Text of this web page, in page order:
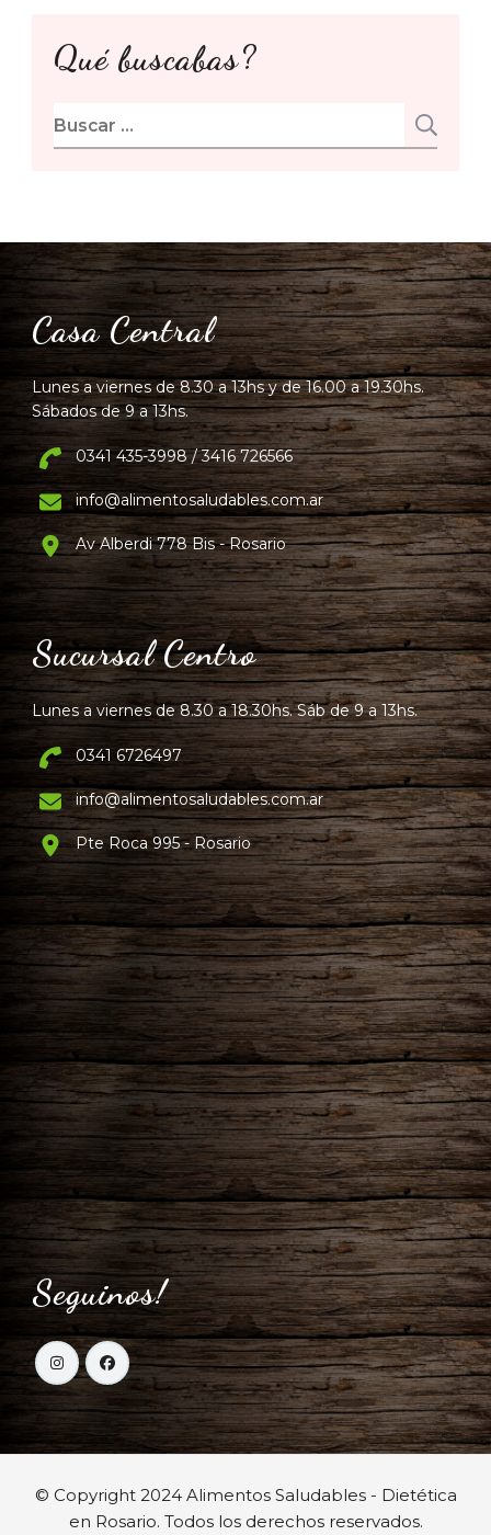
Qué buscabas?
Buscar:
Casa Central
Lunes a viernes de 8.30 a 13hs y de 16.00 a 19.30hs.
Sábados de 9 a 13hs.
0341 435-3998 / 3416 726566
info@alimentosaludables.com.ar
Av Alberdi 778 Bis - Rosario
Sucursal Centro
Lunes a viernes de 8.30 a 18.30hs. Sáb de 9 a 13hs.
0341 6726497
info@alimentosaludables.com.ar
Pte Roca 995 - Rosario
Seguinos!
© Copyright 2024 Alimentos Saludables - Dietética
en Rosario. Todos los derechos reservados.